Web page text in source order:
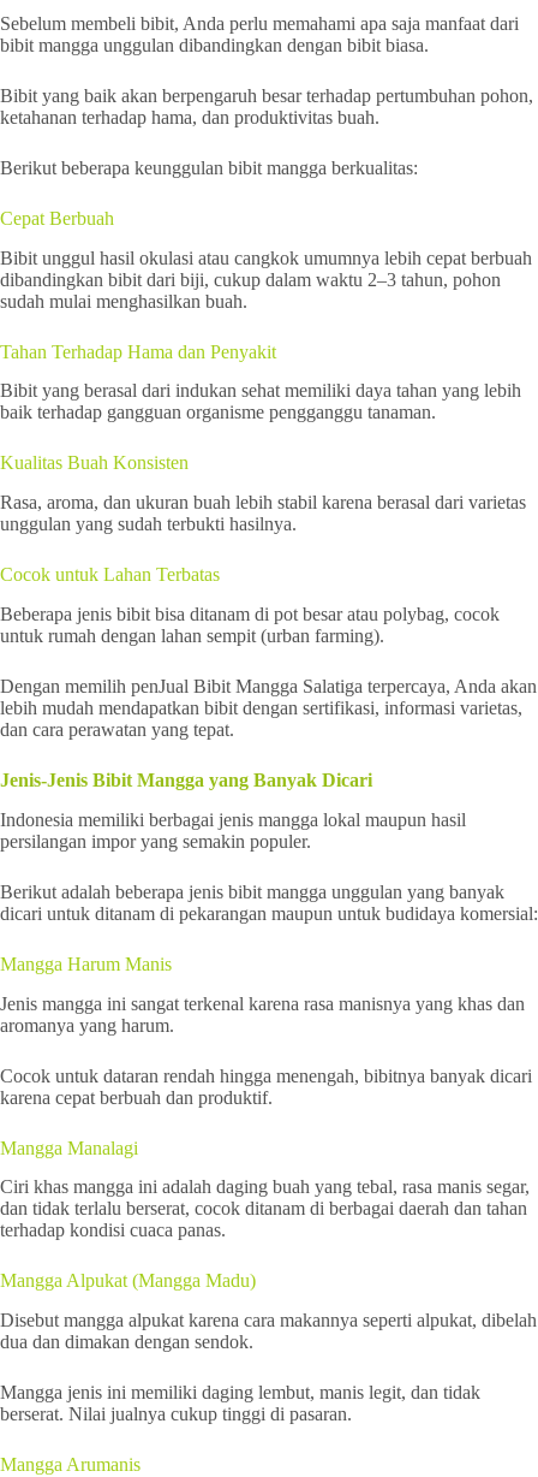
Sebelum membeli bibit, Anda perlu memahami apa saja manfaat dari
bibit mangga unggulan dibandingkan dengan bibit biasa.
Bibit yang baik akan berpengaruh besar terhadap pertumbuhan pohon,
ketahanan terhadap hama, dan produktivitas buah.
Berikut beberapa keunggulan bibit mangga berkualitas:
Cepat Berbuah
Bibit unggul hasil okulasi atau cangkok umumnya lebih cepat berbuah
dibandingkan bibit dari biji, cukup dalam waktu 2–3 tahun, pohon
sudah mulai menghasilkan buah.
Tahan Terhadap Hama dan Penyakit
Bibit yang berasal dari indukan sehat memiliki daya tahan yang lebih
baik terhadap gangguan organisme pengganggu tanaman.
Kualitas Buah Konsisten
Rasa, aroma, dan ukuran buah lebih stabil karena berasal dari varietas
unggulan yang sudah terbukti hasilnya.
Cocok untuk Lahan Terbatas
Beberapa jenis bibit bisa ditanam di pot besar atau polybag, cocok
untuk rumah dengan lahan sempit (urban farming).
Dengan memilih penJual Bibit Mangga Salatiga terpercaya, Anda akan
lebih mudah mendapatkan bibit dengan sertifikasi, informasi varietas,
dan cara perawatan yang tepat.
Jenis-Jenis Bibit Mangga yang Banyak Dicari
Indonesia memiliki berbagai jenis mangga lokal maupun hasil
persilangan impor yang semakin populer.
Berikut adalah beberapa jenis bibit mangga unggulan yang banyak
dicari untuk ditanam di pekarangan maupun untuk budidaya komersial:
Mangga Harum Manis
Jenis mangga ini sangat terkenal karena rasa manisnya yang khas dan
aromanya yang harum.
Cocok untuk dataran rendah hingga menengah, bibitnya banyak dicari
karena cepat berbuah dan produktif.
Mangga Manalagi
Ciri khas mangga ini adalah daging buah yang tebal, rasa manis segar,
dan tidak terlalu berserat, cocok ditanam di berbagai daerah dan tahan
terhadap kondisi cuaca panas.
Mangga Alpukat (Mangga Madu)
Disebut mangga alpukat karena cara makannya seperti alpukat, dibelah
dua dan dimakan dengan sendok.
Mangga jenis ini memiliki daging lembut, manis legit, dan tidak
berserat. Nilai jualnya cukup tinggi di pasaran.
Mangga Arumanis